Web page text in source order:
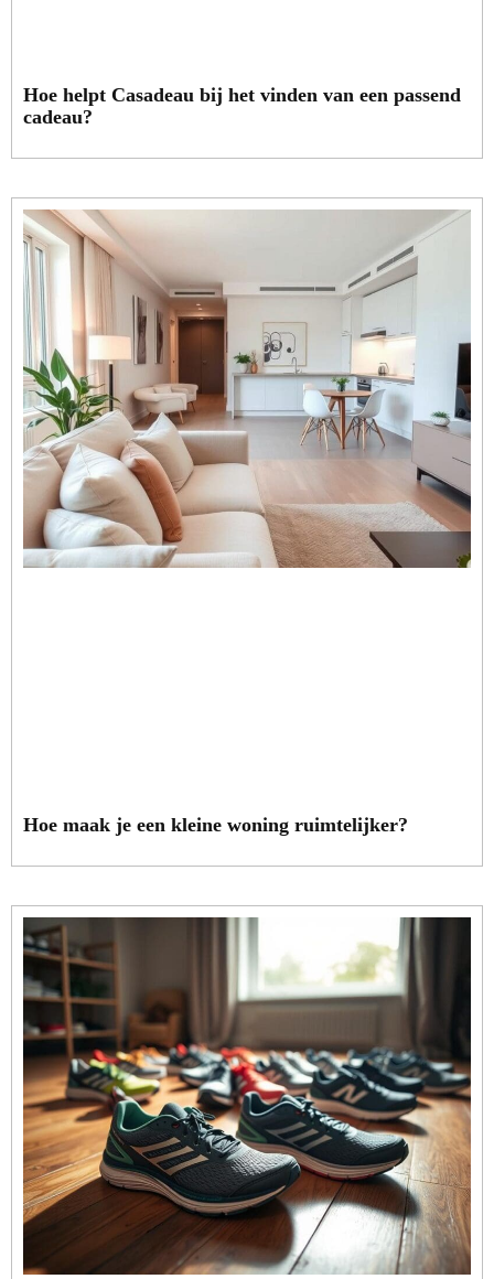
Hoe helpt Casadeau bij het vinden van een passend
cadeau?
Hoe maak je een kleine woning ruimtelijker?